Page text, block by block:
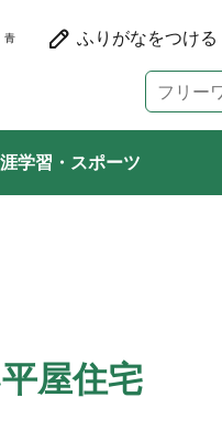
学習・スポーツ
屋住宅